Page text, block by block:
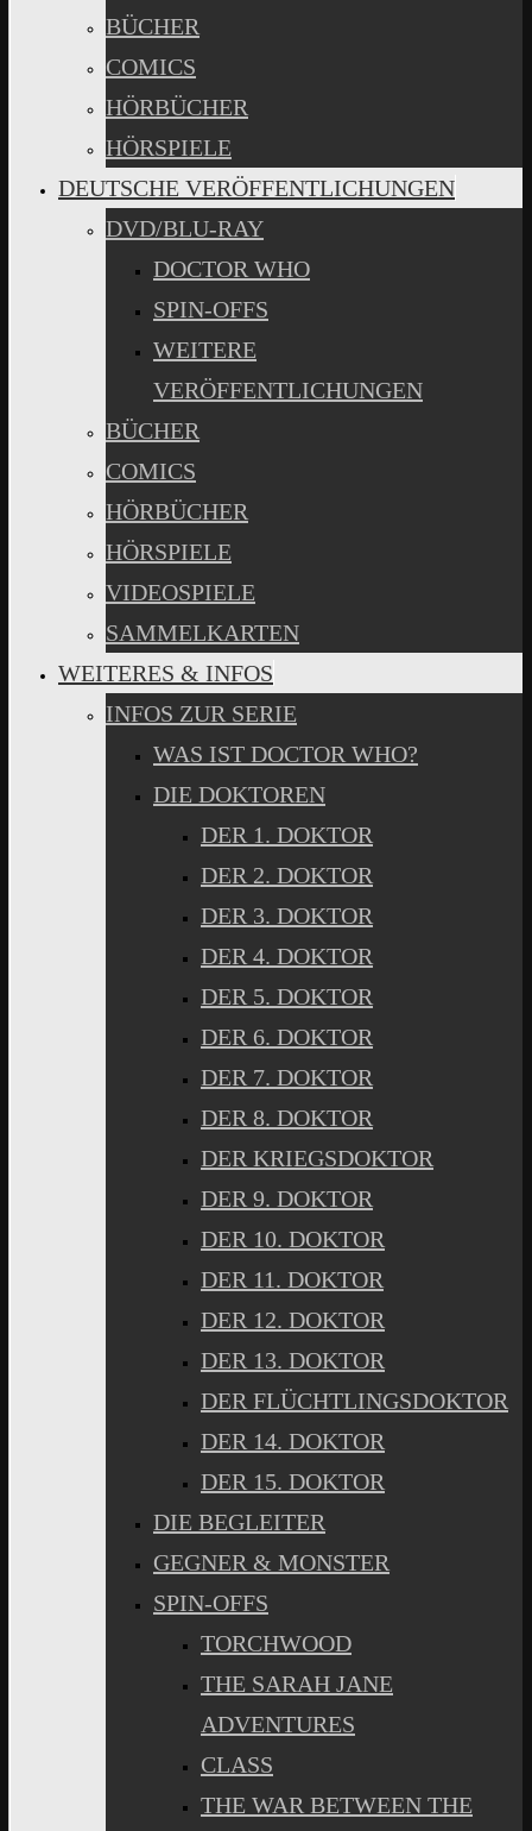
BÜCHER
COMICS
HÖRBÜCHER
HÖRSPIELE
DEUTSCHE VERÖFFENTLICHUNGEN
DVD/BLU-RAY
DOCTOR WHO
SPIN-OFFS
WEITERE
VERÖFFENTLICHUNGEN
BÜCHER
COMICS
HÖRBÜCHER
HÖRSPIELE
VIDEOSPIELE
SAMMELKARTEN
WEITERES & INFOS
INFOS ZUR SERIE
WAS IST DOCTOR WHO?
DIE DOKTOREN
DER 1. DOKTOR
DER 2. DOKTOR
DER 3. DOKTOR
DER 4. DOKTOR
DER 5. DOKTOR
DER 6. DOKTOR
DER 7. DOKTOR
DER 8. DOKTOR
DER KRIEGSDOKTOR
DER 9. DOKTOR
DER 10. DOKTOR
DER 11. DOKTOR
DER 12. DOKTOR
DER 13. DOKTOR
DER FLÜCHTLINGSDOKTOR
DER 14. DOKTOR
DER 15. DOKTOR
DIE BEGLEITER
GEGNER & MONSTER
SPIN-OFFS
TORCHWOOD
THE SARAH JANE
ADVENTURES
CLASS
THE WAR BETWEEN THE